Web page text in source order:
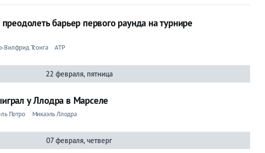
преодолеть барьер первого раунда на турнире
Вилфрид Тсонга ATP
22 февраля, пятница
у Ллодра в Марселе
Потро Микаэль Ллодра
07 февраля, четверг